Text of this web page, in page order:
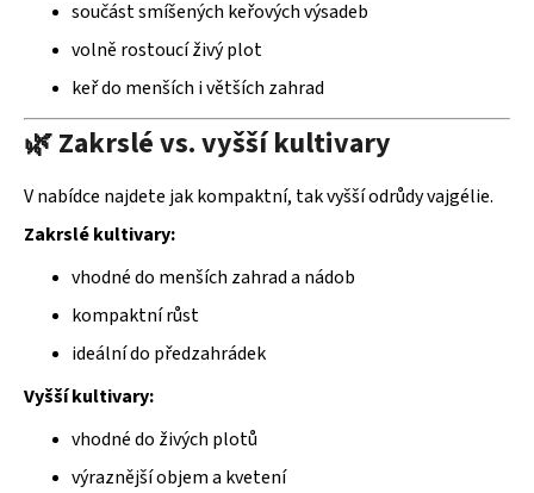
součást smíšených keřových výsadeb
volně rostoucí živý plot
keř do menších i větších zahrad
🌿 Zakrslé vs. vyšší kultivary
V nabídce najdete jak kompaktní, tak vyšší odrůdy vajgélie.
Zakrslé kultivary:
vhodné do menších zahrad a nádob
kompaktní růst
ideální do předzahrádek
Vyšší kultivary:
vhodné do živých plotů
výraznější objem a kvetení